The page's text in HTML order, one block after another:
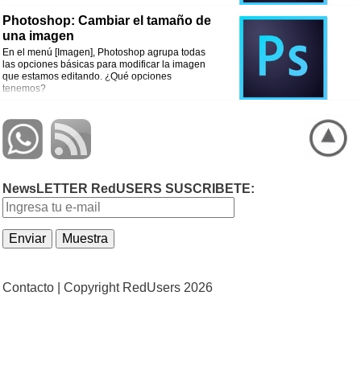
Photoshop: Cambiar el tamaño de
una imagen
En el menú [Imagen], Photoshop agrupa todas
las opciones básicas para modificar la imagen
que estamos editando. ¿Qué opciones
tenemos?
NewsLETTER RedUSERS SUSCRIBETE:
Contacto | Copyright RedUsers 2026